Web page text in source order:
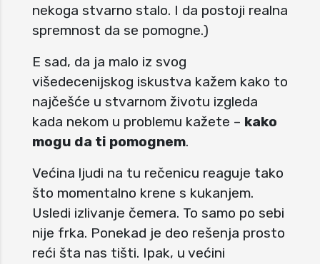
nekoga stvarno stalo. I da postoji realna
spremnost da se pomogne.)
E sad, da ja malo iz svog
višedecenijskog iskustva kažem kako to
najčešće u stvarnom životu izgleda
kada nekom u problemu kažete – kako
mogu da ti pomognem.
Većina ljudi na tu rečenicu reaguje tako
što momentalno krene s kukanjem.
Usledi izlivanje čemera. To samo po sebi
nije frka. Ponekad je deo rešenja prosto
reći šta nas tišti. Ipak, u većini